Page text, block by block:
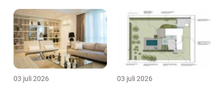
03 juli 2026 03 juli 2026